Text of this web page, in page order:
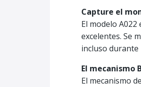
Capture el
El modelo
excelentes. Se
incluso durante
El mecanismo
El mecanismo